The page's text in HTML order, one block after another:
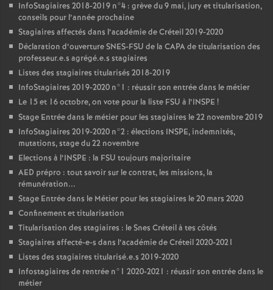
InfoStagiaires 2018-2019 n°4 : grève du 9 mai, jury et titularisation,
conseils pour l’année prochaine
Stagiaires affectés dans l’académie de Créteil 2019-2020
Déclaration d’ouvertureSNES-FSU de la CAPAde titularisation des
professeur.e.s agrégé.e.s stagiaires
Listes des stagiaires titularisés 2018-2019
InfoStagiaires 2019-2020 n°1 : réussir son entrée dans le métier
Le 15 et 16 octobre, on vote pour la liste FSU à l’INSPE !
Stage Entrée dans le métier pour les stagiaires le 22 novembre 2019
InfoStagiaires 2019-2020 n°2 : élections INSPE, indemnités,
mutations, stage du 22 novembre
Elections à l’INSPE : la FSU toujours majoritaire
AED prépro : tout savoir sur le contrat, les missions, la
rémunération...
Stage Entrée dans le Métier pour les stagiaires le 20 mars 2020
Confinement et titularisation
Titularisation des stagiaires : le Snes Créteil à tes côtés
Stagiaires affecté-e-s dans l’académie de Créteil 2020-2021
Listes des stagiaires titularisé.e.s 2019-2020
Infostagiaires de rentrée n°1 2020-2021 : réussir son entrée dans le
métier